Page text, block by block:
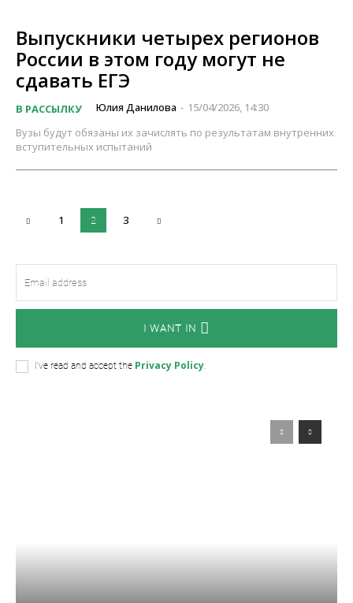
Выпускники четырех регионов
России в этом году могут не
сдавать ЕГЭ
В РАССЫЛКУ Юлия Данилова - 15/04/2026, 14:30
Вузы будут обязаны их зачислять по результатам внутренних
вступительных испытаний
1 2 3
I WANT IN
I've read and accept the Privacy Policy.